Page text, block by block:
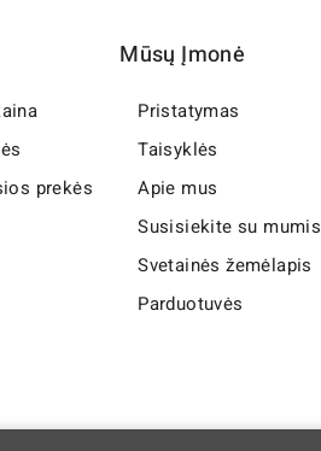
prekės
Mūsų Įmonė
Pristatymas
Taisyklės
Apie mus
Susisiekite su mumis
Svetainės žemėlapis
Parduotuvės